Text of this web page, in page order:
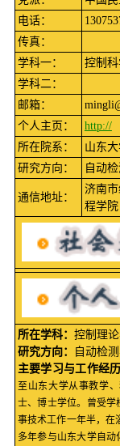
电话：
传真：
学科一：
控制
学科二：
邮箱：
个人主页：
http://
所在院系：
山东
研究方向：
自动
通信地址：
济南
程学院
所在学科： 控制理
研究方向：
自动检
主要学习与工作经历
至山东大学从事教学
士、博士学位。曾受学
事技术工作一年半，在
多年参与山东大学自动